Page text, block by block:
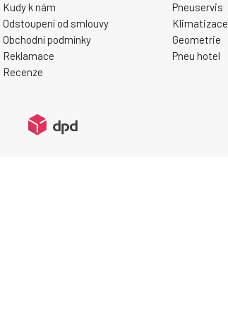
Kudy k nám
Odstoupení od smlouvy
Obchodní podmínky
Reklamace
Recenze
Pneuservis
Klimatizace
Geometrie
Pneu hotel